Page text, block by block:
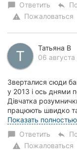
chat_bubble Ответить reply
warning Пожаловаться
Татьяна В
06 августа
Зверталися сюди
у 2013 і ось днями
Дівчатка
працюють швидко
радимо! Діти ще
Показать полностью
chat_bubble Ответить reply
warning Пожаловаться